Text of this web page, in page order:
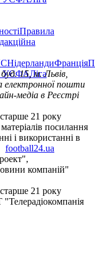
Правила
НідерландиФранція
УЄФАЛіга
15, м. Львів,
електронної пошти
медіа в Реєстрі
21 року
посилання
і використанні в
football24.ua
компаній"
21 року